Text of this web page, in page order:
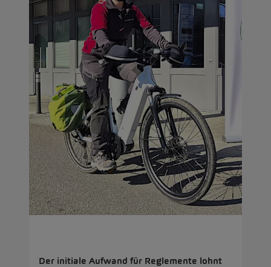
Der initiale Aufwand für Reglemente lohnt